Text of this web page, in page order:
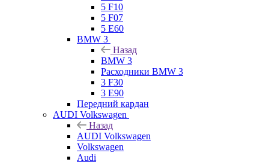
5 F10
5 F07
5 E60
BMW 3
Назад
BMW 3
Расходники BMW 3
3 F30
3 E90
Передний кардан
AUDI Volkswagen
Назад
AUDI Volkswagen
Volkswagen
Audi